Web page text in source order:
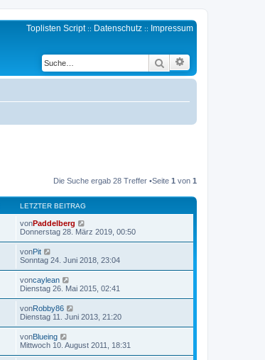
Toplisten Script:: Datenschutz :: Impressum
Suche
Die Suche ergab 28 Treffer •Seite 1 von 1
LETZTER BEITRAG
vonPaddelberg
Donnerstag 28. März 2019, 00:50
vonPit
Sonntag 24. Juni 2018, 23:04
voncaylean
Dienstag 26. Mai 2015, 02:41
vonRobby86
Dienstag 11. Juni 2013, 21:20
vonBlueing
Mittwoch 10. August 2011, 18:31